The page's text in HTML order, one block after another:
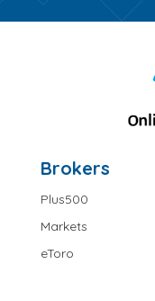
Brokers
Plus500
Markets
eToro